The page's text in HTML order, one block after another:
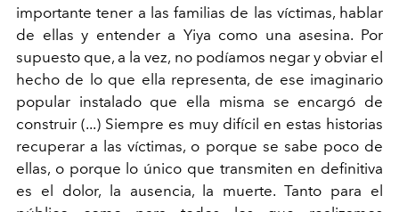
importante tener a las familias de las víctimas, hablar
de ellas y entender a Yiya como una asesina. Por
supuesto que, a la vez, no podíamos negar y obviar el
hecho de lo que ella representa, de ese imaginario
popular instalado que ella misma se encargó de
construir (...) Siempre es muy difícil en estas historias
recuperar a las víctimas, o porque se sabe poco de
ellas, o porque lo único que transmiten en definitiva
es el dolor, la ausencia, la muerte. Tanto para el